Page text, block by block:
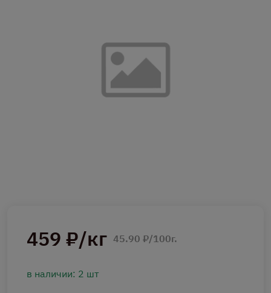
459 ₽/кг 45.90 ₽/100г.
в наличии: 2 шт